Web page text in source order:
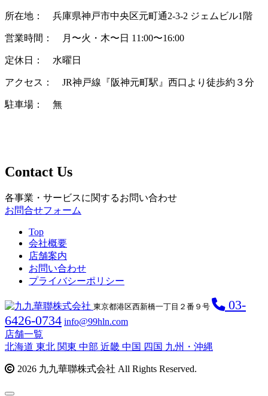
所在地： 兵庫県神戸市中央区元町通2-3-2 ジェムビル1階
営業時間： 月〜火・木〜日 11:00〜16:00
定休日： 水曜日
アクセス： JR神戸線『阪神元町駅』西口より徒歩約３分
駐車場： 無
Contact Us
各事業・サービスに関するお問い合わせ
お問合せフォーム
Top
会社概要
店舗案内
お問い合わせ
プライバシーポリシー
東京都港区西新橋一丁目２番９号
03-
6426-0734 info@99hln.com
店舗一覧
北海道 東北 関東 中部 近畿 中国 四国 九州・沖縄
2026 九九華聯株式会社 All Rights Reserved.